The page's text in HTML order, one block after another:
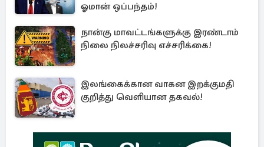
ஓமான் ஒப்பந்தம்!
நான்கு மாவட்டங்களுக்கு இரண்டாம்
நிலை நிலச்சரிவு எச்சரிக்கை!
இலங்கைக்கான வாகன இறக்குமதி
குறித்து வெளியான தகவல்!